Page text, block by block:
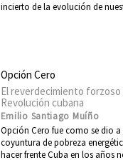
incierto de la evolución de
Opción Cero
El reverdecimiento forzoso
Revolución cubana
Emilio Santiago Muíño
Opción Cero fue como se dio
coyuntura de pobreza
hacer frente Cuba en los años